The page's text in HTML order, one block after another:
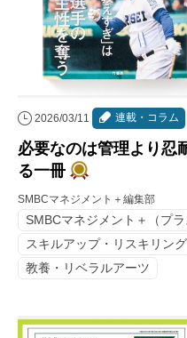
2026/03/11 連載・コラム
必要なのは管理より
る一冊
SMBCマネジメント＋編集部
SMBCマネジメント＋（プラ
スキルアップ・リスキリング
教養・リベラルアーツ